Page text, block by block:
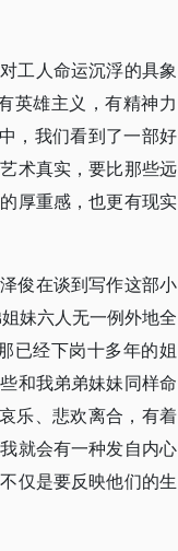
工人命运沉浮的具象
英雄主义，有精神力
，我们看到了一部好
术真实，要比那些远
厚重感，也更有现实
俊在谈到写作这部小
妹六人无一例外地全
已经下岗十多年的姐
和我弟弟妹妹同样命
乐、悲欢离合，有着
就会有一种发自内心
仅是要反映他们的生